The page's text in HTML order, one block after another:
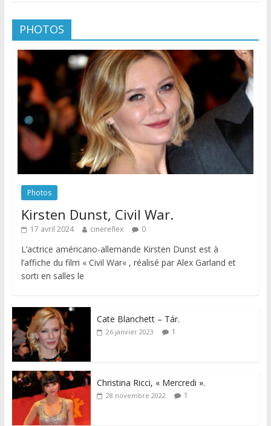
PHOTOS
Photos
Kirsten Dunst, Civil War.
17 avril 2024 cinereflex 0
L’actrice américano-allemande Kirsten Dunst est à
l’affiche du film « Civil War« , réalisé par Alex Garland et
sorti en salles le
Cate Blanchett – Tár.
26 janvier 2023 1
Christina Ricci, « Mercredi ».
28 novembre 2022 1